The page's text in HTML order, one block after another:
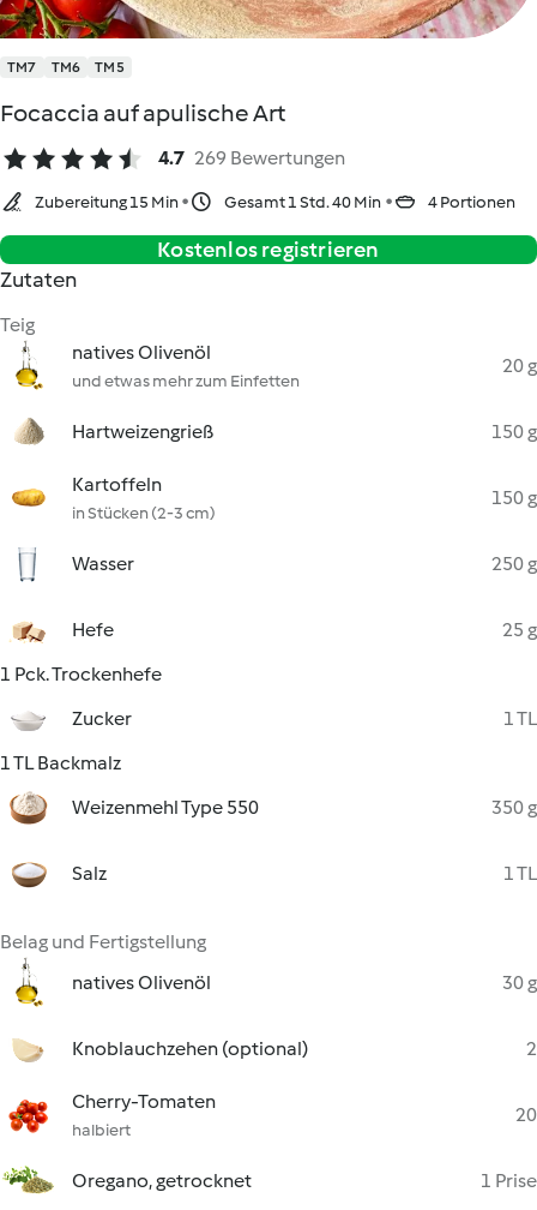
TM7 TM6 TM5
Focaccia auf apulische Art
4.7 269 Bewertungen
Zubereitung 15 Min Gesamt 1 Std. 40 Min 4 Portionen
Kostenlos registrieren
Zutaten
Teig
natives Olivenöl
und etwas mehr zum Einfetten
20 g
Hartweizengrieß 150 g
Kartoffeln
in Stücken (2-3 cm)
150 g
Wasser 250 g
Hefe
25 g
1 Pck. Trockenhefe
Zucker
1 TL
1 TL Backmalz
Weizenmehl Type 550
350 g
Salz 1 TL
Belag und Fertigstellung
natives Olivenöl
30 g
Knoblauchzehen (optional) 2
Cherry-Tomaten
halbiert
20
Oregano, getrocknet 1 Prise